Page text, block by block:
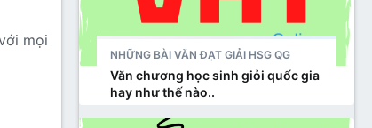
mọi
NHỮNG BÀI VĂN ĐẠT GIẢI HSG QG
Văn chương học sinh giỏi quốc gia
hay như thế nào..